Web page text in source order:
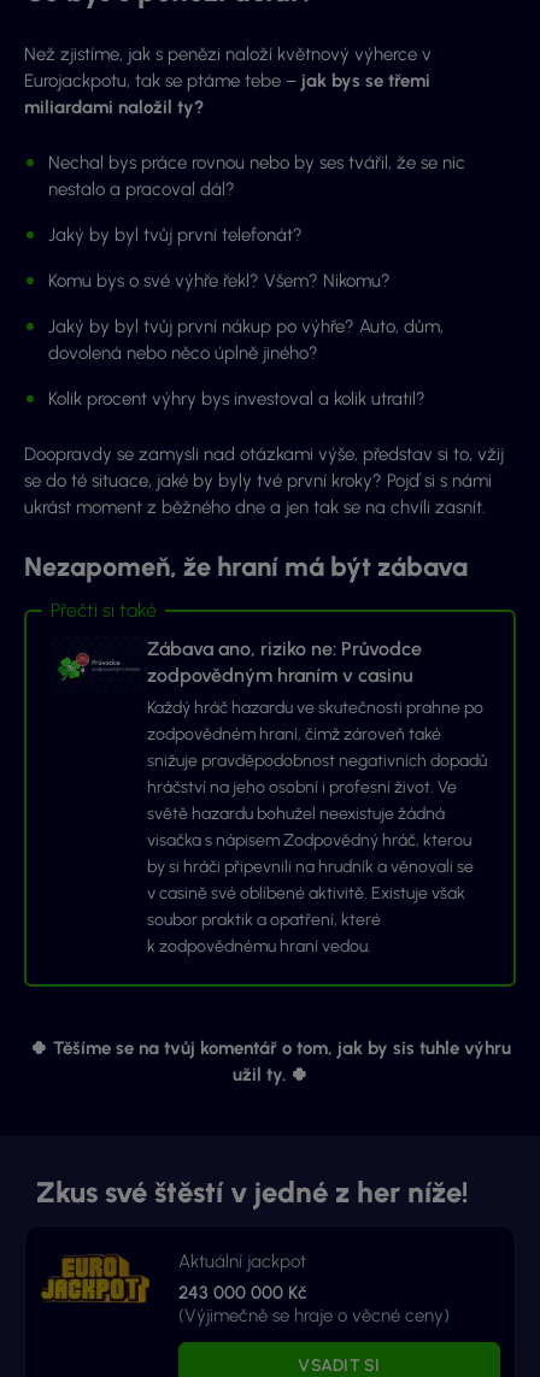
Než zjistíme, jak s penězi naloží květnový výherce v
Eurojackpotu, tak se ptáme tebe – jak bys se třemi
miliardami naložil ty?
Nechal bys práce rovnou nebo by ses tvářil, že se nic
nestalo a pracoval dál?
Jaký by byl tvůj první telefonát?
Komu bys o své výhře řekl? Všem? Nikomu?
Jaký by byl tvůj první nákup po výhře? Auto, dům,
dovolená nebo něco úplně jiného?
Kolik procent výhry bys investoval a kolik utratil?
Doopravdy se zamysli nad otázkami výše, představ si to, vžij
se do té situace, jaké by byly tvé první kroky? Pojď si s námi
ukrást moment z běžného dne a jen tak se na chvíli zasnít.
Nezapomeň, že hraní má být zábava
Přečti si také
Zábava ano, riziko ne: Průvodce
zodpovědným hraním v casinu
Každý hráč hazardu ve skutečnosti prahne po
zodpovědném hraní, čímž zároveň také
snižuje pravděpodobnost negativních dopadů
hráčství na jeho osobní i profesní život. Ve
světě hazardu bohužel neexistuje žádná
visačka s nápisem Zodpovědný hráč, kterou
by si hráči připevnili na hrudník a věnovali se
v casině své oblíbené aktivitě. Existuje však
soubor praktik a opatření, které
k zodpovědnému hraní vedou.
🍀 Těšíme se na tvůj komentář o tom, jak by sis tuhle výhru
užil ty. 🍀
Zkus své štěstí v jedné z her níže!
Aktuální jackpot
243 000 000 Kč
(Výjimečně se hraje o věcné ceny)
VSADIT SI